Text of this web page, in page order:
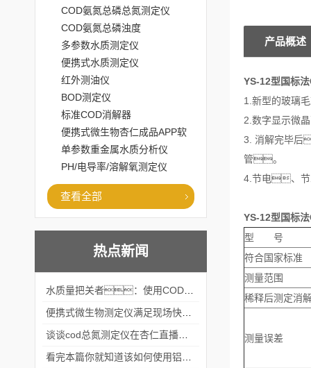
COD氨氮总磷总氮测定仪
COD氨氮总磷浊度
多参数水质测定仪
便携式水质测定仪
红外测油仪
BOD测定仪
标准COD消解器
便携式微生物杏仁成品APP软
件直播大全
单参数重金属水质分析仪
PH/电导率/溶解氧测定仪
查看全部
热点新闻
产品概述
YS-12型国标
1.新型的玻璃
2.数字显示
3. 消解完毕
管。
4.节电、
YS-12型国标
型 号
符合国家标准
测量范围
稀释后测定消
测量误差